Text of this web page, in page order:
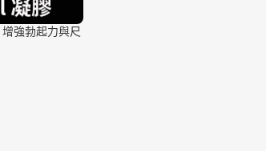
強勃起力與尺